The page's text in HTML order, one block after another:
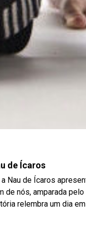
de Ícaros
Nau de Ícaros
de nós, amparada
relembra um dia